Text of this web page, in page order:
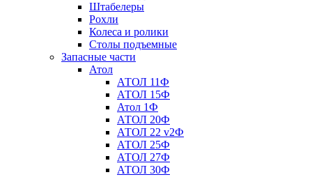
Штабелеры
Рохли
Колеса и ролики
Столы подъемные
Запасные части
Атол
АТОЛ 11Ф
АТОЛ 15Ф
Атол 1Ф
АТОЛ 20Ф
АТОЛ 22 v2Ф
АТОЛ 25Ф
АТОЛ 27Ф
АТОЛ 30Ф